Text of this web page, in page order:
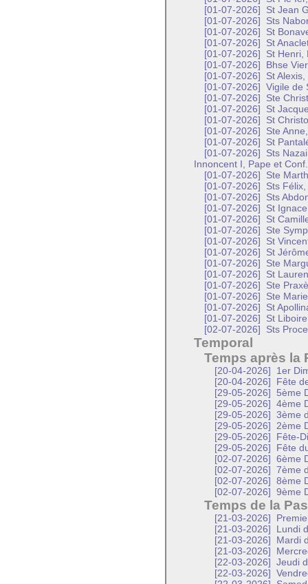
[01-07-2026]
St Jean
[01-07-2026]
Sts
[01-07-2026]
St
[01-07-2026]
St
[01-07-2026]
St Henri,
[01-07-2026]
Bhse
[01-07-2026]
St
[01-07-2026]
Vigile de
[01-07-2026]
Ste
[01-07-2026]
St
[01-07-2026]
St
[01-07-2026]
Ste
[01-07-2026]
St
[01-07-2026]
Sts
Innoncent I, Pape et Conf.
[01-07-2026]
Ste
[01-07-2026]
Sts
[01-07-2026]
Sts
[01-07-2026]
St
[01-07-2026]
St
[01-07-2026]
Ste
[01-07-2026]
St
[01-07-2026]
St
[01-07-2026]
Ste
[01-07-2026]
St
[01-07-2026]
Ste
[01-07-2026]
Ste
[01-07-2026]
St
[01-07-2026]
St
[02-07-2026]
Sts
Temporal
Temps après la
[20-04-2026]
1er
[20-04-2026]
Fête
[29-05-2026]
5ème
[29-05-2026]
4ème
[29-05-2026]
3ème
[29-05-2026]
2ème
[29-05-2026]
Fête-
[29-05-2026]
Fête
[02-07-2026]
6ème
[02-07-2026]
7ème
[02-07-2026]
8ème
[02-07-2026]
9ème
Temps de la
[21-03-2026]
[21-03-2026]
Lundi
[21-03-2026]
Mardi
[21-03-2026]
[22-03-2026]
Jeudi
[22-03-2026]